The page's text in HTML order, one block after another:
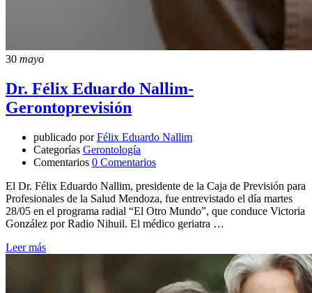
30 mayo
Dr. Félix Eduardo Nallim-
Gerontoprevisión
publicado por Félix Eduardo Nallim
Categorías Gerontología
Comentarios 0 Comentarios
El Dr. Félix Eduardo Nallim, presidente de la Caja de Previsión para
Profesionales de la Salud Mendoza, fue entrevistado el día martes
28/05 en el programa radial “El Otro Mundo”, que conduce Victoria
González por Radio Nihuil. El médico geriatra …
Leer más